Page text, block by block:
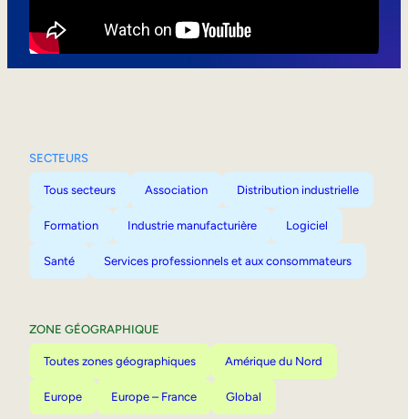
SECTEURS
Tous secteurs Association Distribution industrielle
Formation Industrie manufacturière Logiciel
Santé Services professionnels et aux consommateurs
ZONE GÉOGRAPHIQUE
Toutes zones géographiques Amérique du Nord
Europe Europe – France Global